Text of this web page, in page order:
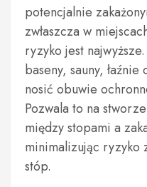
potencjalnie
zwłaszcza w
ryzyko jest
baseny, sauny,
nosić obuwie
Pozwala to na
między stopami a
minimalizując ryzyko
stóp.